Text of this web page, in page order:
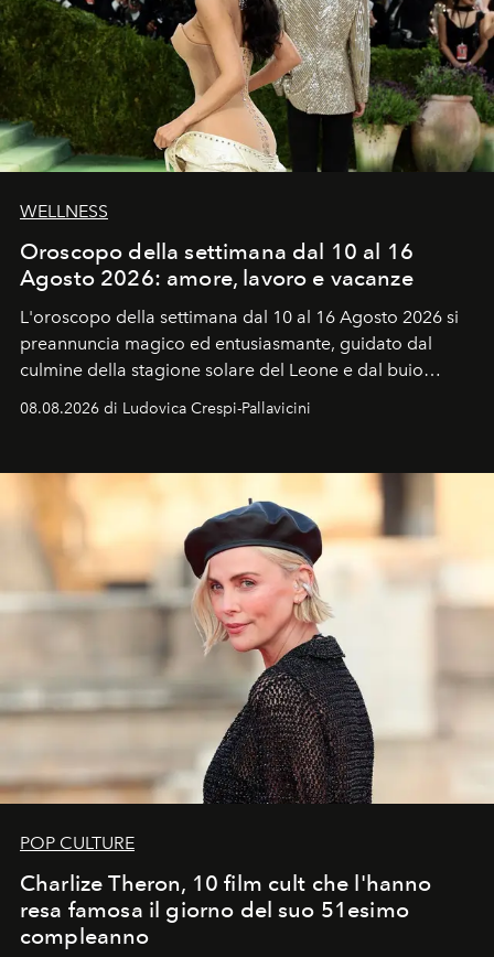
WELLNESS
Oroscopo della settimana dal 10 al 16
Agosto 2026: amore, lavoro e vacanze
L'oroscopo della settimana dal 10 al 16 Agosto 2026 si
preannuncia magico ed entusiasmante, guidato dal
culmine della stagione solare del Leone e dal buio
favorevole della Luna nuova in Leone del 12 agosto,
ideale per la notte delle Perseidi.
08.08.2026 di Ludovica Crespi-Pallavicini
POP CULTURE
Charlize Theron, 10 film cult che l'hanno
resa famosa il giorno del suo 51esimo
compleanno